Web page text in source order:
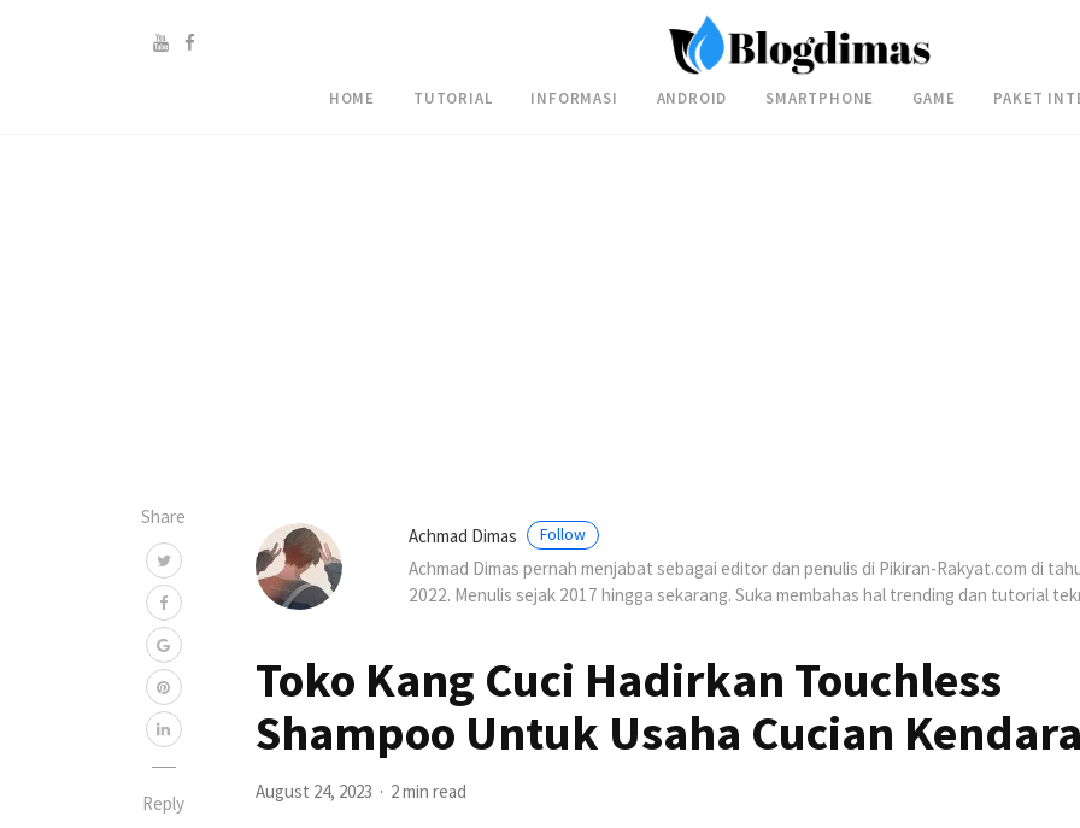
HOME TUTORIAL INFORMASI ANDROID SMARTPHONE GAME PAKET
Share
Reply
Achmad Dimas Follow
Achmad Dimas pernah menjabat sebagai editor dan penulis di Pikiran-Rakyat.com di
2022. Menulis sejak 2017 hingga sekarang. Suka membahas hal trending dan tutorial
Toko Kang Cuci Hadirkan Touchless
Shampoo Untuk Usaha Cucian
August 24, 2023 2 min read